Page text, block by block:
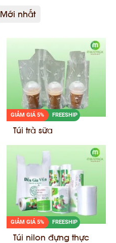
Mới nhất
GIẢM GIÁ 5% FREESHIP
Túi trà sữa
GIẢM GIÁ 5% FREESHIP
Túi nilon đựng thực